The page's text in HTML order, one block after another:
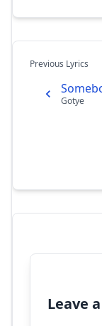
Previous Lyrics
Gotye
Leave